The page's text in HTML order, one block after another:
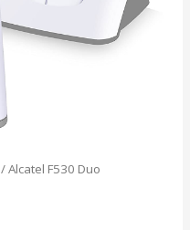
/ Alcatel F530 Duo